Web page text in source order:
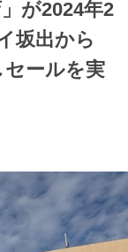
が2024年2
坂出から
ールを実